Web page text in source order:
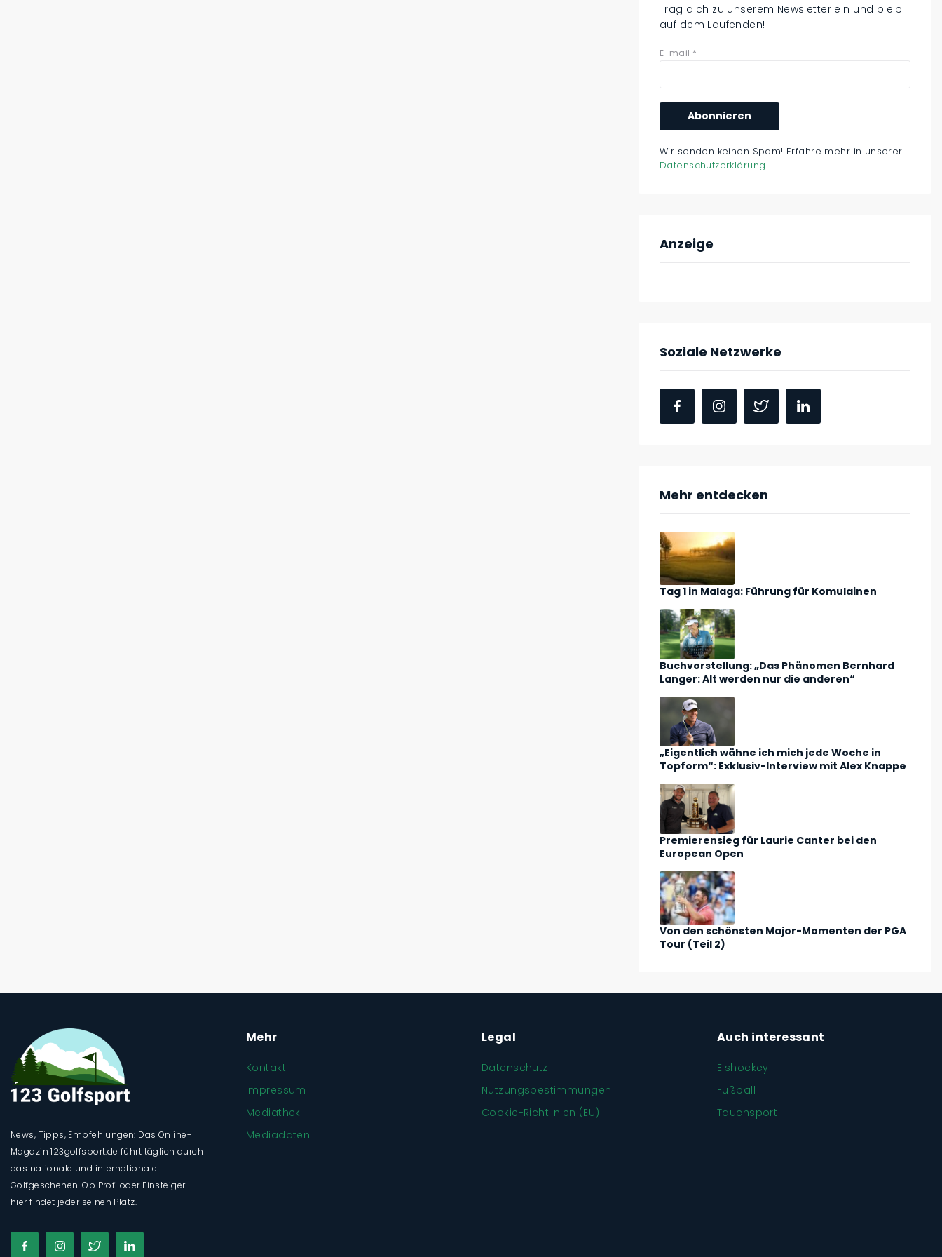
Trag dich zu unserem Newsletter ein und bleib
auf dem Laufenden!
E-mail *
Wir senden keinen Spam! Erfahre mehr in unserer
Datenschutzerklärung.
Anzeige
Soziale Netzwerke
Mehr entdecken
Tag 1 in Malaga: Führung für Komulainen
Buchvorstellung: „Das Phänomen Bernhard
Langer: Alt werden nur die anderen“
„Eigentlich wähne ich mich jede Woche in
Topform“: Exklusiv-Interview mit Alex Knappe
Premierensieg für Laurie Canter bei den
European Open
Von den schönsten Major-Momenten der PGA
Tour (Teil 2)
News, Tipps, Empfehlungen: Das Online-
Magazin 123golfsport.de führt täglich durch
das nationale und internationale
Golfgeschehen. Ob Profi oder Einsteiger –
hier findet jeder seinen Platz.
Mehr
Kontakt
Impressum
Mediathek
Mediadaten
Legal
Datenschutz
Nutzungsbestimmungen
Cookie-Richtlinien (EU)
Auch interessant
Eishockey
Fußball
Tauchsport